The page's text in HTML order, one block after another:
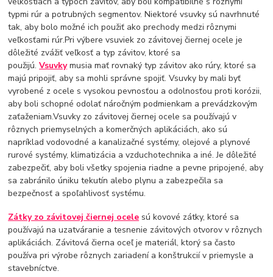
typmi rúr a potrubných segmentov. Niektoré vsuvky sú navrhnuté
tak, aby bolo možné ich použiť ako prechody medzi rôznymi
veľkosťami rúr.Pri výbere vsuviek zo závitovej čiernej ocele je
dôležité zvážiť veľkosť a typ závitov, ktoré sa
použijú.Vsuvkymusia mať rovnaký typ závitov ako rúry, ktoré sa
majú pripojiť, aby sa mohli správne spojiť. Vsuvky by mali byť
vyrobené z ocele s vysokou pevnosťou a odolnosťou proti korózii,
aby boli schopné odolať náročným podmienkam a prevádzkovým
zaťaženiam.Vsuvky zo závitovej čiernej ocele sa používajú v
rôznych priemyselných a komerčných aplikáciách, ako sú
napríklad vodovodné a kanalizačné systémy, olejové a plynové
rurové systémy, klimatizácia a vzduchotechnika a iné. Je dôležité
zabezpečiť, aby boli všetky spojenia riadne a pevne pripojené, aby
sa zabránilo úniku tekutín alebo plynu a zabezpečila sa
bezpečnosť a spoľahlivosť systému.
Zátky zo závitovej čiernej ocele sú kovové zátky, ktoré sa
používajú na uzatváranie a tesnenie závitových otvorov v rôznych
aplikáciách. Závitová čierna oceľ je materiál, ktorý sa často
používa pri výrobe rôznych zariadení a konštrukcií v priemysle a
stavebníctve.